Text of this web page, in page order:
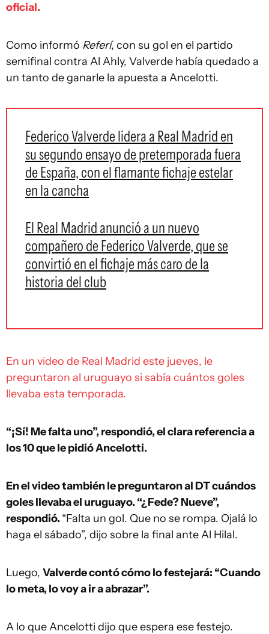
oficial.
Como informó Referí, con su gol en el partido
semifinal contra Al Ahly, Valverde había quedado a
un tanto de ganarle la apuesta a Ancelotti.
Federico Valverde lidera a Real Madrid en
su segundo ensayo de pretemporada fuera
de España, con el flamante fichaje estelar
en la cancha
El Real Madrid anunció a un nuevo
compañero de Federico Valverde, que se
convirtió en el fichaje más caro de la
historia del club
En un video de Real Madrid este jueves, le
preguntaron al uruguayo si sabía cuántos goles
llevaba esta temporada.
“¡Sí! Me falta uno”, respondió, el clara referencia a
los 10 que le pidió Ancelotti.
En el video también le preguntaron al DT cuándos
goles llevaba el uruguayo. “¿Fede? Nueve”,
respondió. “Falta un gol. Que no se rompa. Ojalá lo
haga el sábado”, dijo sobre la final ante Al Hilal.
Luego, Valverde contó cómo lo festejará: “Cuando
lo meta, lo voy a ir a abrazar”.
A lo que Ancelotti dijo que espera ese festejo.